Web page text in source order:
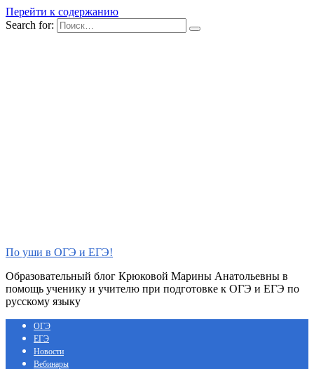
Перейти к содержанию
Search for:
По уши в ОГЭ и ЕГЭ!
Образовательный блог Крюковой Марины Анатольевны в
помощь ученику и учителю при подготовке к ОГЭ и ЕГЭ по
русскому языку
ОГЭ
ЕГЭ
Новости
Вебинары